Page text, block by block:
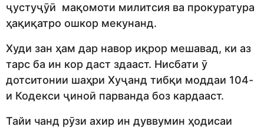
ҷустуҷӯӣ мақомоти милитсия ва прокуратура
ҳақиқатро ошкор мекунанд.
Худи зан ҳам дар навор иқрор мешавад, ки аз
тарс ба ин кор даст здааст. Нисбати ӯ
дотситонии шаҳри Хуҷанд тибқи моддаи 104-
и Кодекси ҷиноӣ парванда боз кардааст.
Тайи чанд рӯзи ахир ин дуввумин ҳодисаи